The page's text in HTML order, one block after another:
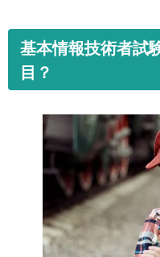
基本情報技術者試
目？